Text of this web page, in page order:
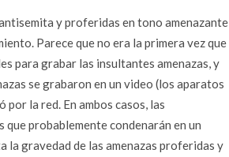
y proferidas en tono amenazante
Parece que no era la primera vez que
para grabar las insultantes amenazas, y
se grabaron en un video (los aparatos
la red. En ambos casos, las
probablemente condenarán en un
la gravedad de las amenazas proferidas y